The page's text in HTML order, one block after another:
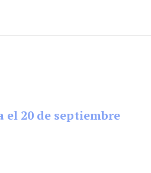
20 de septiembre